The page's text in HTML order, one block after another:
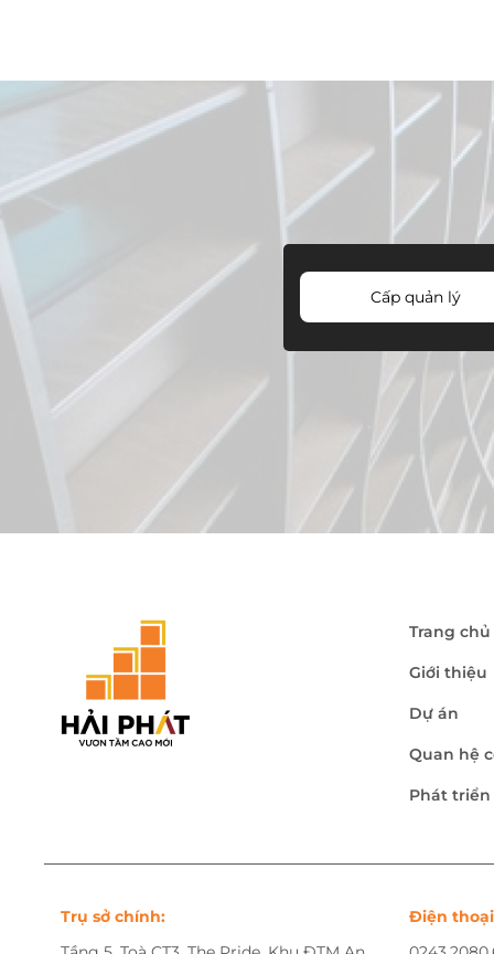
Cấp quản lý
Trang chủ
Giới thiệu
Dự án
Quan hệ
Phát
Trụ sở chính:
Điện